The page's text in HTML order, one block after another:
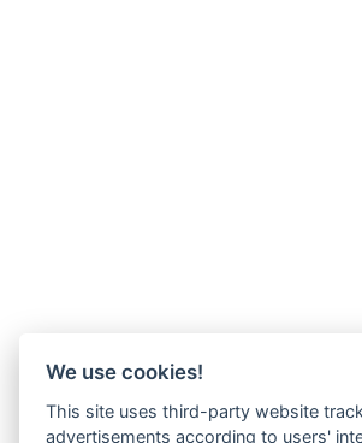
We use cookies!
This site uses third-party website
advertisements according to users'